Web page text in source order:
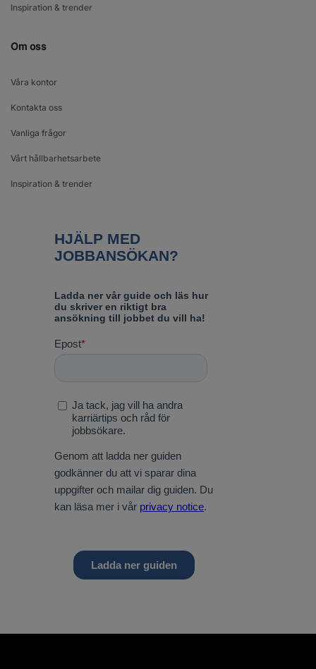
Inspiration & trender
Om oss
Våra kontor
Kontakta oss
Vanliga frågor
Vårt hållbarhetsarbete
Inspiration & trender